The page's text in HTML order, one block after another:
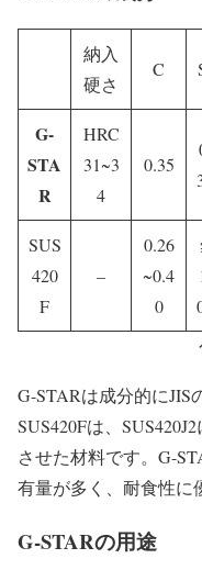
納入
硬さ
C
G-
STA
R
HRC
31~3
4
0.35
SUS
420
F
–
0.26
~0.4
0
G-STARは成分的にJIS
SUS420Fは、
させた材料です。G-
有量が多く、耐食性に
G-STARの用途